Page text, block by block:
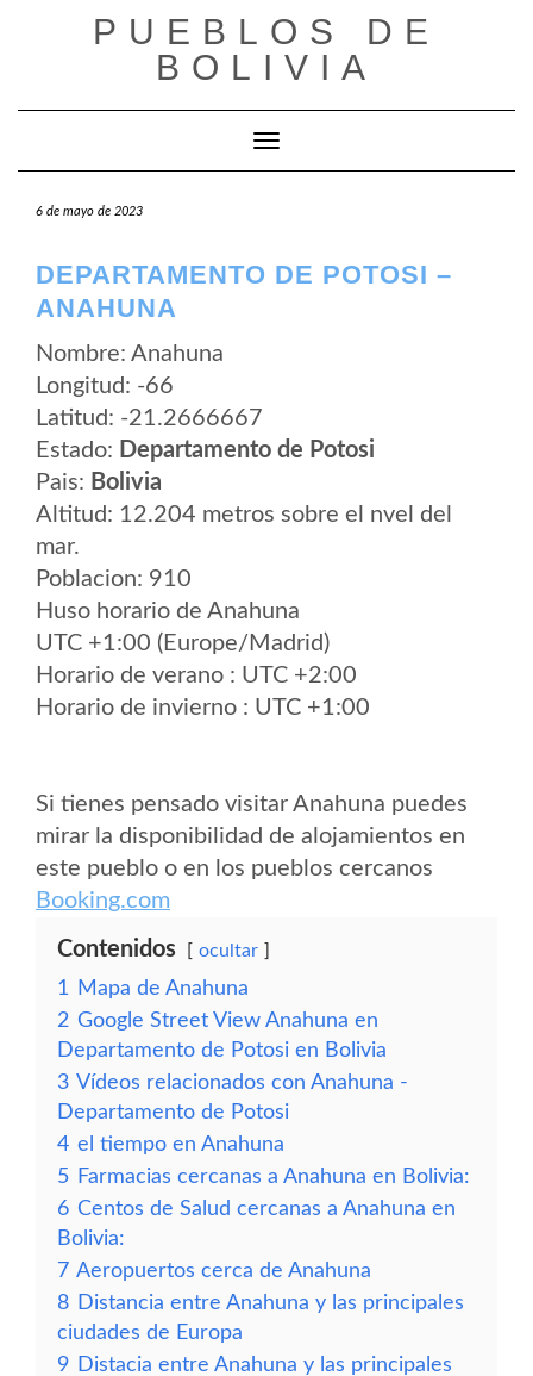
PUEBLOS DE
BOLIVIA
Cambiar modo de navegación
6 de mayo de 2023
DEPARTAMENTO DE POTOSI –
ANAHUNA
Nombre: Anahuna
Longitud: -66
Latitud: -21.2666667
Estado: Departamento de Potosi
Pais: Bolivia
Altitud: 12.204 metros sobre el nvel del
mar.
Poblacion: 910
Huso horario de Anahuna
UTC +1:00 (Europe/Madrid)
Horario de verano : UTC +2:00
Horario de invierno : UTC +1:00
Si tienes pensado visitar Anahuna puedes
mirar la disponibilidad de alojamientos en
este pueblo o en los pueblos cercanos
Booking.com
Contenidos ocultar
1
Mapa de Anahuna
2 Google Street View Anahuna en
Departamento de Potosi en Bolivia
3 Vídeos relacionados con Anahuna -
Departamento de Potosi
4 el tiempo en Anahuna
5 Farmacias cercanas a Anahuna en Bolivia:
6 Centos de Salud cercanas a Anahuna en
Bolivia:
7 Aeropuertos cerca de Anahuna
8 Distancia entre Anahuna y las principales
ciudades de Europa
9 Distacia entre Anahuna y las principales